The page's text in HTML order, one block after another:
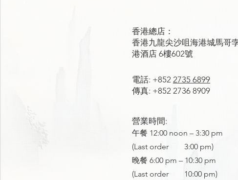
香港總店：
香港九龍尖沙咀海港城馬哥
港酒店 6樓602號
電話: +852 2735 6899
傳真: +852 2736 8909
營業時間:
午餐 12:00 noon – 3:30 pm
(Last order 3:00 pm)
晚餐 6:00 pm – 10:30 pm
(Last order 10:00 pm)